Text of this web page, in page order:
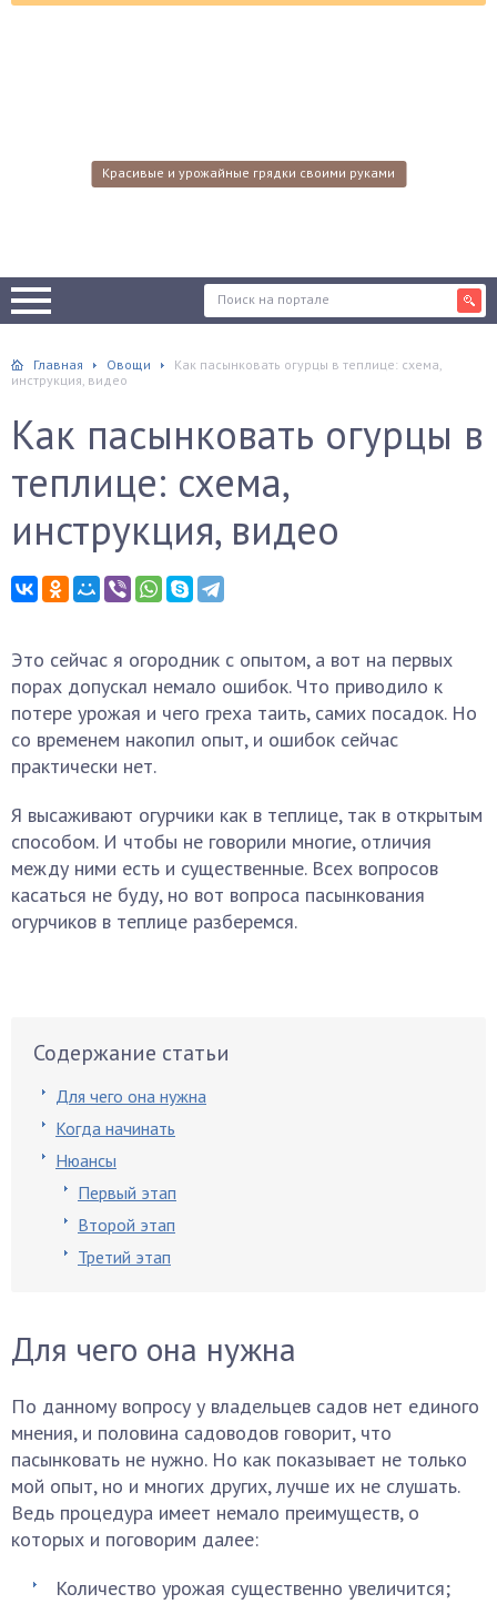
Красивые и урожайные грядки своими руками
Главная Овощи
Как пасынковать огурцы в теплице: схема,
инструкция, видео
Как пасынковать огурцы в
теплице: схема,
инструкция, видео
Это сейчас я огородник с опытом, а вот на первых
порах допускал немало ошибок. Что приводило к
потере урожая и чего греха таить, самих посадок. Но
со временем накопил опыт, и ошибок сейчас
практически нет.
Я высаживают огурчики как в теплице, так в открытым
способом. И чтобы не говорили многие, отличия
между ними есть и существенные. Всех вопросов
касаться не буду, но вот вопроса пасынкования
огурчиков в теплице разберемся.
Содержание статьи
Для чего она нужна
Когда начинать
Нюансы
Первый этап
Второй этап
Третий этап
Для чего она нужна
По данному вопросу у владельцев садов нет единого
мнения, и половина садоводов говорит, что
пасынковать не нужно. Но как показывает не только
мой опыт, но и многих других, лучше их не слушать.
Ведь процедура имеет немало преимуществ, о
которых и поговорим далее:
Количество урожая существенно увеличится;